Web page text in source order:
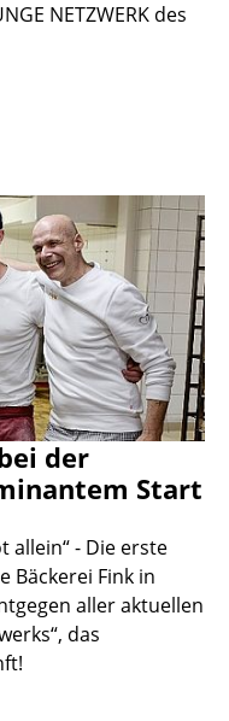
NETZWERK des
der
Start
allein“ - Die erste
Bäckerei Fink in
aller aktuellen
das